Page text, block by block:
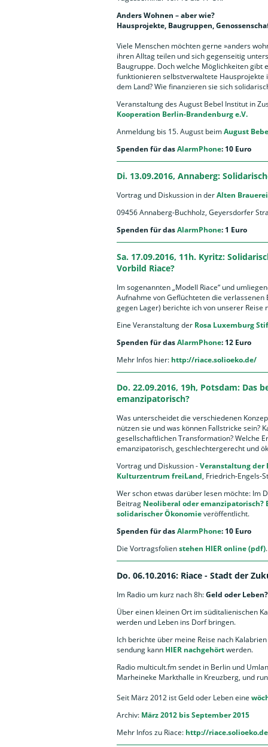
Anders Wohnen – aber wie?
Hausprojekte, Baugruppen,
Viele Menschen möchten gerne »anders
ihren Alltag teilen und sich gegenseitig
Baugruppe. Doch welche Möglichkeiten gibt
funktionieren selbstverwaltete
dem Land? Wie finanzieren sie sich
Veranstaltung des August Bebel Institut in
Kooperation Berlin-Brandenburg e.V.
Anmeldung bis 15. August beimAugust
Spenden für dasAlarmPhone: 10 Euro
Di. 13.09.2016, Annaberg:
Vortrag und Diskussion in derAlten
09456 Annaberg-Buchholz, Geyersdorfer
Spenden für dasAlarmPhone: 1 Euro
Sa. 17.09.2016, 11h. Kyritz:
Vorbild Riace?
Im sogenannten „Modell Riace“ und
Aufnahme von Geflüchteten die
gegen Lager) berichte ich von unserer Reise
Eine Veranstaltung der Rosa Luxemburg
Spenden für dasAlarmPhone: 12 Euro
Mehr Infos hier: http://riace.solioeko.de/
Do. 22.09.2016, 19h, Potsdam: Das
emanzipatorisch?
Was unterscheidet die verschiedenen
nützen sie und was können Fallstricke sein?
gesellschaftlichen Transformation? Welche
emanzipatorisch, geschlechtergerecht und
Vortrag und Diskussion -Veranstaltung der
Kulturzentrum freiLand, Friedrich-Engels-
Wer schon etwas darüber lesen möchte: Im
Beitrag Neoliberal oder
solidarischer Ökonomieveröffentlicht.
Spenden für dasAlarmPhone: 10 Euro
Die Vortragsfolienstehen HIER online (pdf).
Do. 06.10.2016: Riace - Stadt der
Im Radio um kurz nach 8h:Geld oder
Über einen kleinen Ort im süditalienischen
werden und Leben ins Dorf bringen.
Ich berichte über meine Reise nach
sendung kann HIER nachgehörtwerden.
Radio multicult.fm sendet in Berlin und
Marheineke Markthalle in Kreuzberg, und
Seit März 2012 ist Geld oder Leben eine
Archiv: März 2012 bis September 2015
Mehr Infos zu Riace: http://riace.solioeko.de